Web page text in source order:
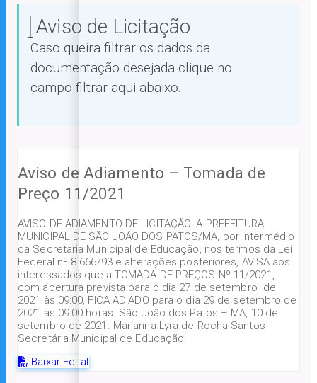
Aviso de Licitação
Caso queira filtrar os dados da
documentação desejada clique no
campo filtrar aqui abaixo.
Aviso de Adiamento – Tomada de
Preço 11/2021
AVISO DE ADIAMENTO DE LICITAÇÃO. A PREFEITURA
MUNICIPAL DE SÃO JOÃO DOS PATOS/MA, por intermédio
da Secretaria Municipal de Educação, nos termos da Lei
Federal nº 8.666/93 e alterações posteriores, AVISA aos
interessados que a TOMADA DE PREÇOS Nº 11/2021,
com abertura prevista para o dia 27 de setembro de
2021 às 09:00, FICA ADIADO para o dia 29 de setembro de
2021 às 09:00 horas. São João dos Patos – MA, 10 de
setembro de 2021. Marianna Lyra de Rocha Santos-
Secretária Municipal de Educação.
Baixar Edital